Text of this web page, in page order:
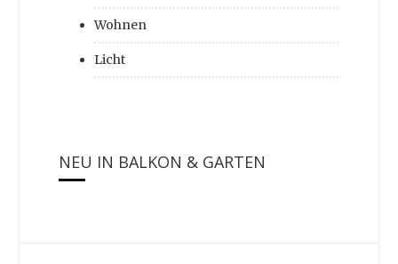
Wohnen
Licht
NEU IN BALKON & GARTEN